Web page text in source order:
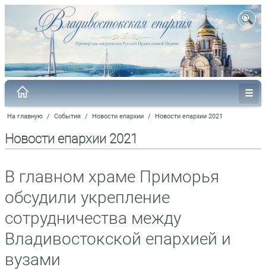
На главную / События / Новости епархии / Новости епархии 2021
Новости епархии 2021
В главном храме Приморья
обсудили укрепление
сотрудничества между
Владивостокской епархией и
вузами